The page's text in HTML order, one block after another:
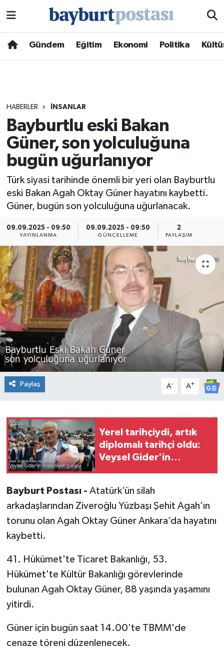
Gündem Eğitim Ekonomi Politika
HABERLER İNSANLAR
Bayburtlu eski Bakan
Güner, son yolculuğuna
bugün uğurlanıyor
Türk siyasi tarihinde önemli bir yeri olan Bayburtlu
eski Bakan Agah Oktay Güner hayatını kaybetti.
Güner, bugün son yolculuğuna uğurlanacak.
09.09.2025 - 09:50
YAYINLANMA
09.09.2025 - 09:50
GÜNCELLEME
2
PAYLAŞIM
Paylaş A- A+
Yerel tarihçiydi, artık
diplomalı tarihçi oldu:
Veysel Gider'in
Bayburt Postası - Atatürk’ün silah
arkadaşlarından Ziveroğlu Yüzbaşı Şehit Agah’ın
torunu olan Agah Oktay Güner Ankara’da hayatını
kaybetti.
41. Hükümet'te Ticaret Bakanlığı, 53.
Hükümet'te Kültür Bakanlığı görevlerinde
bulunan Agah Oktay Güner, 88 yaşında yaşamını
yitirdi.
Güner için bugün saat 14.00'te TBMM'de
cenaze töreni düzenlenecek.
Hava Durumu
Süper Lig Puan Durumu ve Fikstür
Tüm Manşetler
Son Dakika Haberleri